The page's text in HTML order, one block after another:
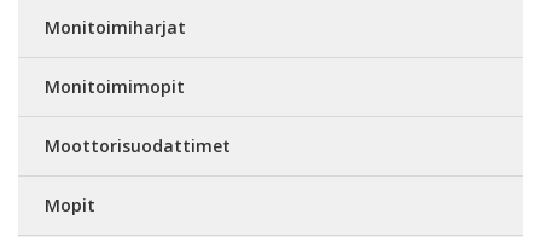
Monitoimiharjat
Monitoimimopit
Moottorisuodattimet
Mopit